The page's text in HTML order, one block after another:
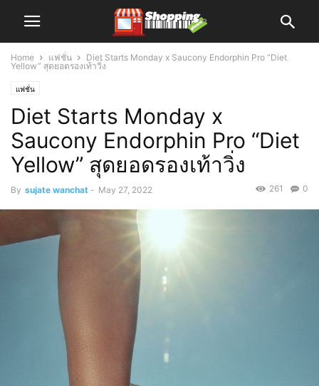
Home แฟชั่น
Diet Starts Monday x Saucony Endorphin Pro “Diet
Yellow” สุดยอดรองเท้าวิ่ง
แฟชั่น
Diet Starts Monday x
Saucony Endorphin Pro “Diet
Yellow” สุดยอดรองเท้าวิ่ง
By sujate wanchat - May 27, 2022 0
261